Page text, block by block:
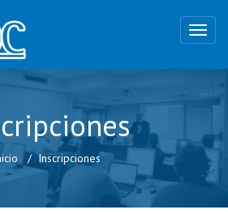
Inscripciones